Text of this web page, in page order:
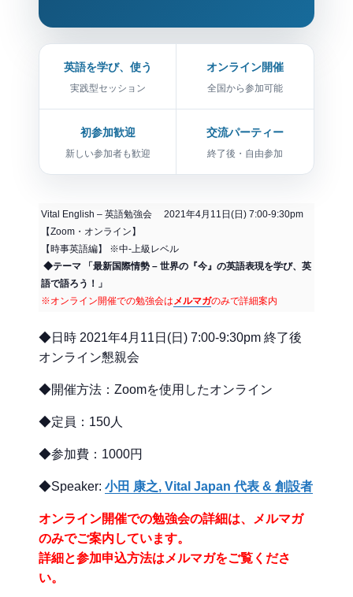
英語を学び、使う
実践型セッション
オンライン開催
全国から参加可能
初参加歓迎
新しい参加者も歓迎
交流パーティー
終了後・自由参加
Vital English – 英語勉強会 2021年4月11日(日) 7:00-9:30pm
【Zoom・オンライン】
【時事英語編】 ※中-上級レベル
◆テーマ 「最新国際情勢 – 世界の『今』の英語表現を学び、英
語で語ろう！」
※オンライン開催での勉強会はメルマガのみで詳細案内
◆日時 2021年4月11日(日) 7:00-9:30pm 終了後
オンライン懇親会
◆開催方法：Zoomを使用したオンライン
◆定員：150人
◆参加費：1000円
◆Speaker: 小田 康之, Vital Japan 代表 & 創設者
オンライン開催での勉強会の詳細は、メルマガ
のみでご案内しています。
詳細と参加申込方法はメルマガをご覧くださ
い。